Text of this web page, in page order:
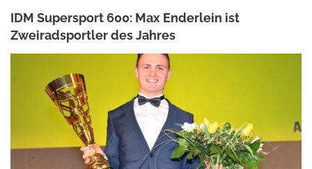
IDM Supersport 600: Max Enderlein ist
Zweiradsportler des Jahres
ANKE WIECZOREK